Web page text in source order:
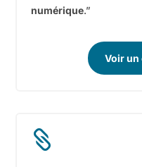
numérique.”
Voir un
